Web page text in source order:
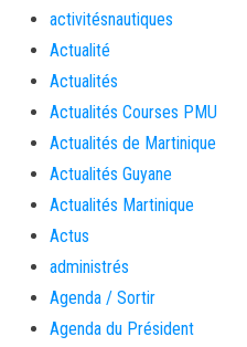
activitésnautiques
Actualité
Actualités
Actualités Courses PMU
Actualités de Martinique
Actualités Guyane
Actualités Martinique
Actus
administrés
Agenda / Sortir
Agenda du Président